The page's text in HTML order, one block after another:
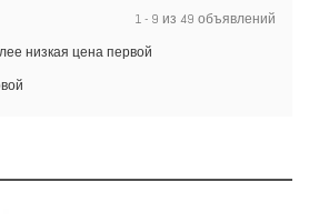
1 - 9 из 49 объявлений
низкая цена первой